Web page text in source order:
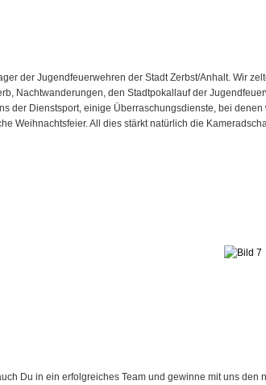
der Jugendfeuerwehren der Stadt Zerbst/Anhalt. Wir
Nachtwanderungen, den Stadtpokallauf der
der Dienstsport, einige Überraschungsdienste, bei
Weihnachtsfeier. All dies stärkt natürlich die
Du in ein erfolgreiches Team und gewinne mit uns den